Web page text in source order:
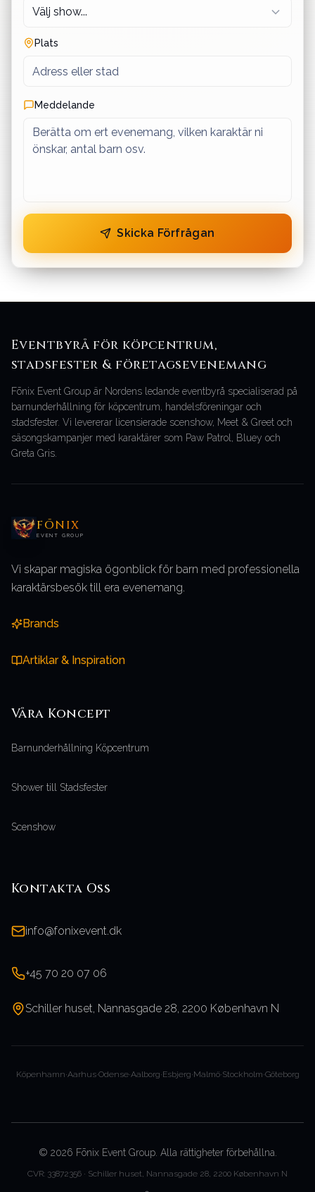
Plats
Meddelande
Skicka Förfrågan
Eventbyrå för köpcentrum,
stadsfester & företagsevenemang
Fōnix Event Group är Nordens ledande eventbyrå specialiserad på
barnunderhållning för köpcentrum, handelsföreningar och
stadsfester. Vi levererar licensierade scenshow, Meet & Greet och
säsongskampanjer med karaktärer som Paw Patrol, Bluey och
Greta Gris.
FŌNIX
EVENT GROUP
Vi skapar magiska ögonblick för barn med professionella
karaktärsbesök till era evenemang.
Brands
Artiklar & Inspiration
Våra Koncept
Barnunderhållning Köpcentrum
Shower till Stadsfester
Scenshow
Kontakta Oss
info@fonixevent.dk
+45 70 20 07 06
Schiller huset, Nannasgade 28, 2200 København N
Köpenhamn·Aarhus·Odense·Aalborg·Esbjerg·Malmö·Stockholm·Göteborg
© 2026 Fōnix Event Group. Alla rättigheter förbehållna.
CVR: 33872356 · Schiller huset, Nannasgade 28, 2200 København N